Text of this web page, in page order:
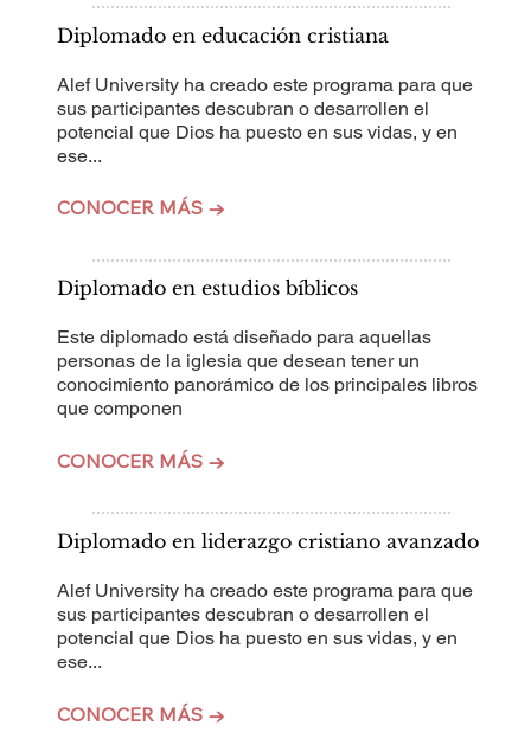
Diplomado en educación cristiana
Alef University ha creado este programa para que
sus participantes descubran o desarrollen el
potencial que Dios ha puesto en sus vidas, y en
ese...
CONOCER MÁS →
Diplomado en estudios bíblicos
Este diplomado está diseñado para aquellas
personas de la iglesia que desean tener un
conocimiento panorámico de los principales libros
que componen
CONOCER MÁS →
Diplomado en liderazgo cristiano avanzado
Alef University ha creado este programa para que
sus participantes descubran o desarrollen el
potencial que Dios ha puesto en sus vidas, y en
ese...
CONOCER MÁS →